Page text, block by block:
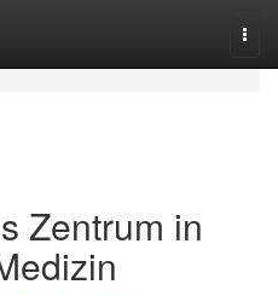
Zentrum in